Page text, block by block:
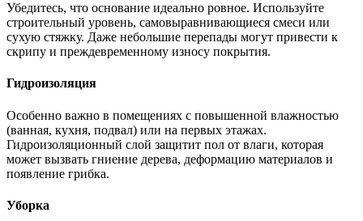
Убедитесь, что основание идеально ровное. Используйте
строительный уровень, самовыравнивающиеся смеси или
сухую стяжку. Даже небольшие перепады могут привести к
скрипу и преждевременному износу покрытия.
Гидроизоляция
Особенно важно в помещениях с повышенной влажностью
(ванная, кухня, подвал) или на первых этажах.
Гидроизоляционный слой защитит пол от влаги, которая
может вызвать гниение дерева, деформацию материалов и
появление грибка.
Уборка